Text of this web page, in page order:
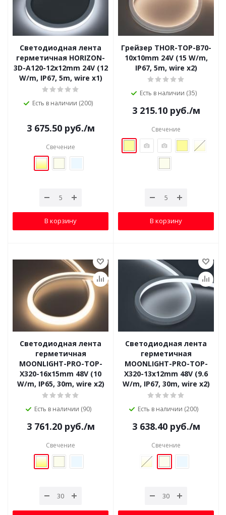
Светодиодная лента
герметичная HORIZON-
3D-А120-12x12mm 24V (12
W/m, IP67, 5m, wire x1)
Есть в наличии (200)
3 675.50руб./м
Свечение
В корзину
Грейзер THOR-TOP-B70-
10x10mm 24V (15 W/m,
IP67, 5m, wire x2)
Есть в наличии (35)
3 215.10руб./м
Свечение
В корзину
Светодиодная лента
герметичная
MOONLIGHT-PRO-TOP-
X320-16x15mm 48V (10
W/m, IP65, 30m, wire x2)
Есть в наличии (90)
3 761.20руб./м
Свечение
Светодиодная лента
герметичная
MOONLIGHT-PRO-TOP-
X320-13x12mm 48V (9.6
W/m, IP67, 30m, wire x2)
Есть в наличии (200)
3 638.40руб./м
Свечение